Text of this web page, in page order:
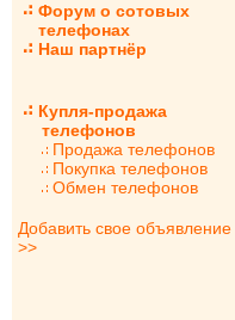
Форум о сотовых
телефонах
Наш партнёр
Купля-продажа
телефонов
Продажа телефонов
Покупка телефонов
Обмен телефонов
Добавить свое объявление
>>